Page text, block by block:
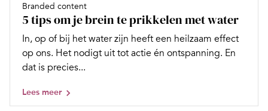
Branded content
5 tips om je brein te prikkelen met water
In, op of bij het water zijn heeft een heilzaam effect
op ons. Het nodigt uit tot actie én ontspanning. En
dat is precies...
Lees meer